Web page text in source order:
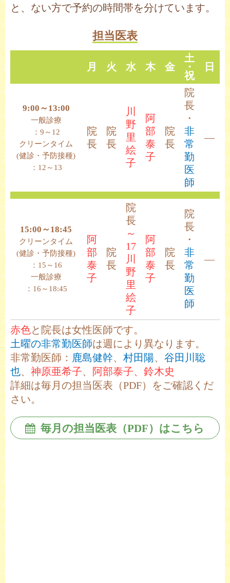
と、ない方で予約の時間帯を分けています。
担当医表
赤色と 院長は女性医師です。
土曜の非常勤医師は週により異なります。
非常勤医師： 鹿島健幹、 村田陽、 谷田川聡
也、 神原亜希子、
阿部泰子、鈴木史
詳細は毎月の担当医表（PDF）をご確認くだ
さい。
毎月の担当医表（PDF）はこちら
月 火 水 木 金
土
・
祝
日
9:00～13:00
一般診療
：9～12
クリーンタイム
(健診・予防接種)
：12～13
院
長
院
長
川
野
里
絵
子
阿
部
泰
子
院
長
院
長
・
非
常
勤
医
師
―
15:00～18:45
クリーンタイム
(健診・予防接種)
：15～16
一般診療
：16～18:45
阿
部
泰
子
院
長
院
長
～
17
川
野
里
絵
子
阿
部
泰
子
院
長
院
長
・
非
常
勤
医
師
―